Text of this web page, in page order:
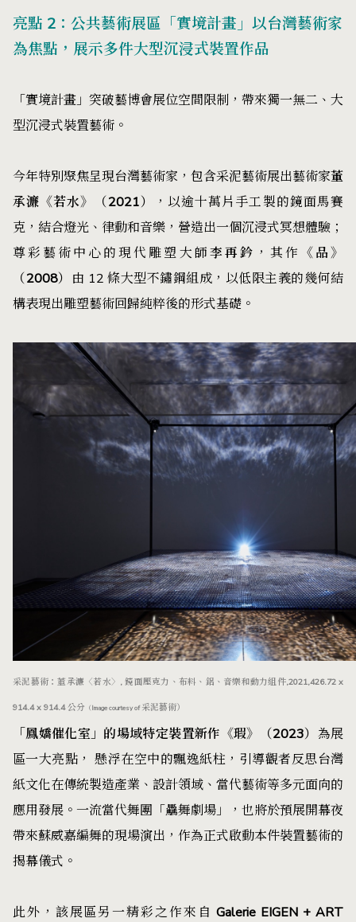
亮點 2：公共藝術展區「實境計畫」以台灣藝術家
為焦點，展示多件大型沉浸式裝置作品
「實境計畫」突破藝博會展位空間限制，帶來獨一無二、大
型沉浸式裝置藝術。
今年特別聚焦呈現台灣藝術家，包含采泥藝術展出藝術家董
承濂《若水》（2021）
，以逾十萬片手工製的鏡面馬賽
克，結合燈光、律動和音樂，營造出一個沉浸式冥想體驗；
尊彩藝術中心的現代雕塑大師李再鈐 ，其作 《品》
（2008） 由 12 條大型不鏽鋼組成，以低限主義的幾何結
構表現出雕塑藝術回歸純粹後的形式基礎。
采泥藝術：董承濂〈若水〉, 鏡面壓克力、布料、鋁、音樂和動力組件,2021,426.72 x
914.4 x 914.4 公分 （Image courtesy of采泥藝術）
「鳳嬌催化室」的場域特定裝置新作《瑕》（2023） 為展
區一大亮點， 懸浮在空中的飄逸紙柱，引導觀者反思台灣
紙文化在傳統製造產業、設計領域、當代藝術等多元面向的
應用發展。一流當代舞團「驫舞劇場」，也將於預展開幕夜
帶來蘇威嘉編舞的現場演出，作為正式啟動本件裝置藝術的
揭幕儀式。
此外，該展區另一精彩之作來自Galerie EIGEN + ART